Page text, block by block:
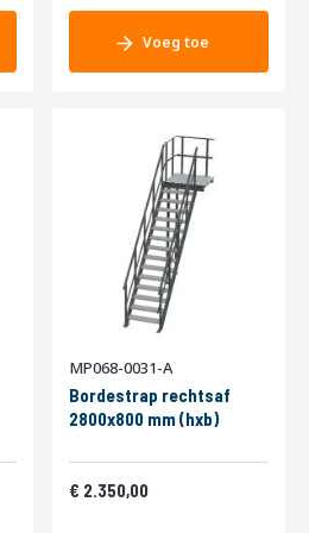
Voeg toe
MP068-0031-A
Bordestrap rechtsaf
2800x800 mm (hxb)
2.350,00